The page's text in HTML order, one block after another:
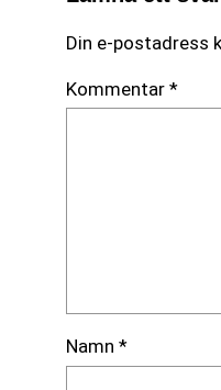
Din e-postadress
Kommentar *
Namn *